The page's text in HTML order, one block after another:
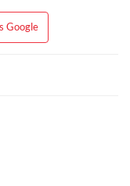
Google